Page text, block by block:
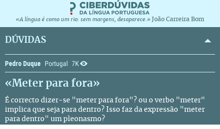
«A língua é como um rio: sem margens, desaparece.» João Carreira Bom
DÚVIDAS
Pedro Duque Portugal 7K
«Meter para fora»
É correcto dizer-se "meter para fora"? ou o verbo "meter"
implica que seja para dentro? Isso faz da expressão "meter
para dentro" um pleonasmo?